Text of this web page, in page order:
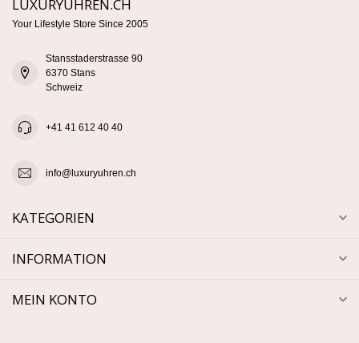
LUXURYUHREN.CH
Your Lifestyle Store Since 2005
Stansstaderstrasse 90
6370 Stans
Schweiz
+41 41 612 40 40
info@luxuryuhren.ch
KATEGORIEN
INFORMATION
MEIN KONTO